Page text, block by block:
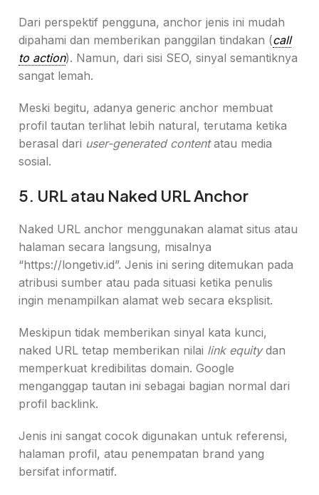
Dari perspektif pengguna, anchor jenis ini mudah
dipahami dan memberikan panggilan tindakan (call
to action). Namun, dari sisi SEO, sinyal semantiknya
sangat lemah.
Meski begitu, adanya generic anchor membuat
profil tautan terlihat lebih natural, terutama ketika
berasal dari user-generated contentatau media
sosial.
5. URL atau Naked URL Anchor
Naked URL anchor menggunakan alamat situs atau
halaman secara langsung, misalnya
“https://longetiv.id”. Jenis ini sering ditemukan pada
atribusi sumber atau pada situasi ketika penulis
ingin menampilkan alamat web secara eksplisit.
Meskipun tidak memberikan sinyal kata kunci,
naked URL tetap memberikan nilai link equitydan
memperkuat kredibilitas domain. Google
menganggap tautan ini sebagai bagian normal dari
profil backlink.
Jenis ini sangat cocok digunakan untuk referensi,
halaman profil, atau penempatan brand yang
bersifat informatif.